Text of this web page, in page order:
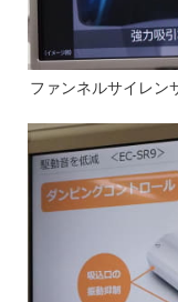
ファンネルサイレ